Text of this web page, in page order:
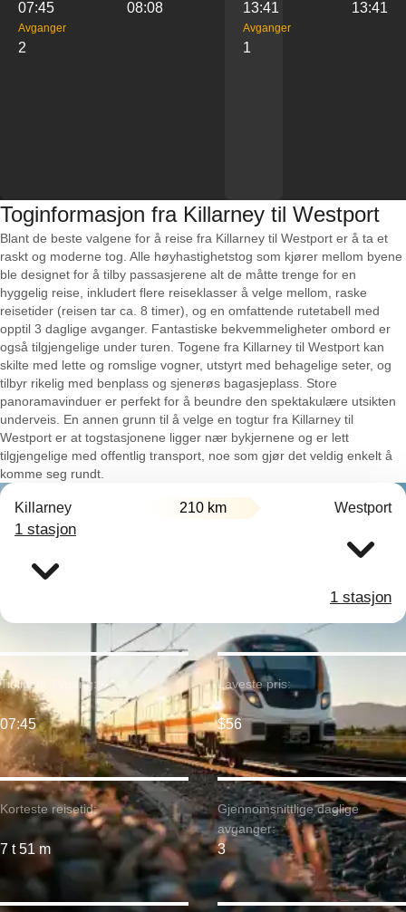
07:45 08:08
Avganger
2
13:41 13:41
Avganger
1
Toginformasjon fra Killarney til Westport
Blant de beste valgene for å reise fra Killarney til Westport er å ta et
raskt og moderne tog. Alle høyhastighetstog som kjører mellom byene
ble designet for å tilby passasjerene alt de måtte trenge for en
hyggelig reise, inkludert flere reiseklasser å velge mellom, raske
reisetider (reisen tar ca. 8 timer), og en omfattende rutetabell med
opptil 3 daglige avganger. Fantastiske bekvemmeligheter ombord er
også tilgjengelige under turen. Togene fra Killarney til Westport kan
skilte med lette og romslige vogner, utstyrt med behagelige seter, og
tilbyr rikelig med benplass og sjenerøs bagasjeplass. Store
panoramavinduer er perfekt for å beundre den spektakulære utsikten
underveis. En annen grunn til å velge en togtur fra Killarney til
Westport er at togstasjonene ligger nær bykjernene og er lett
tilgjengelige med offentlig transport, noe som gjør det veldig enkelt å
komme seg rundt.
Killarney 210 km Westport
1 stasjon
1 stasjon
Korteste reisetid:
7 t 51 m
Tidligste avgang:
07:45
Laveste pris:
$56
Gjennomsnittlige daglige
avganger:
3